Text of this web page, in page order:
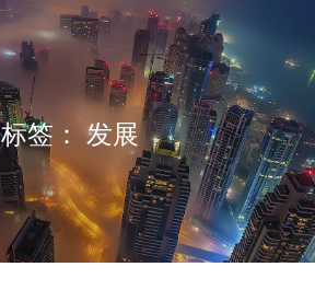
标签：发展